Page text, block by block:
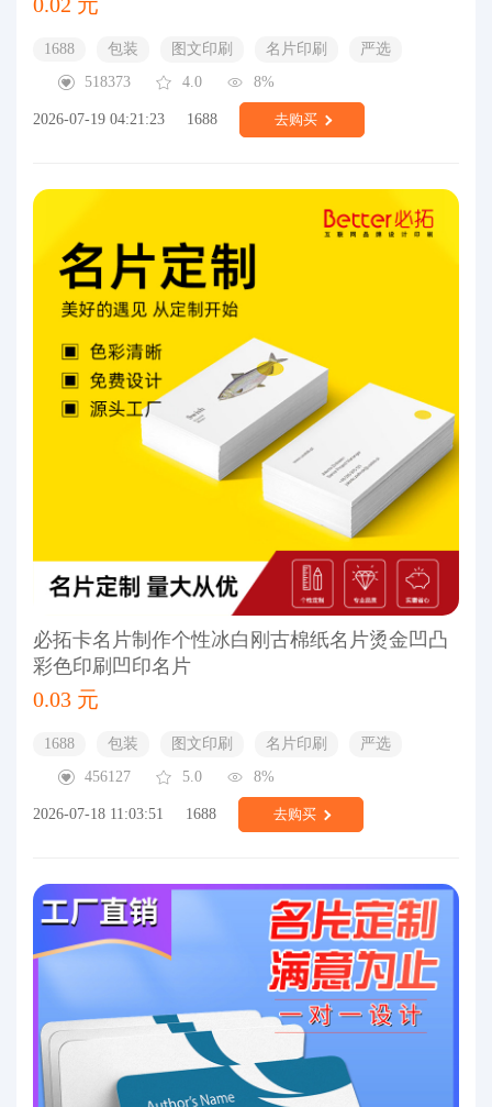
1688 包装 图文印刷 名片印刷
严选
518373
4.0 8%
2026-07-19 04:21:23 1688 去购买
必拓卡名片制作个性冰白刚古棉纸名片烫金凹凸
彩色印刷凹印名片
0.03 元
1688 包装 图文印刷 名片印刷
严选
456127
5.0 8%
2026-07-18 11:03:51 1688 去购买